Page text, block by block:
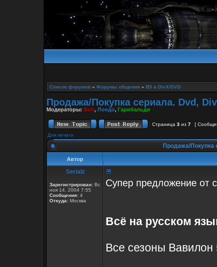
Список форумов » Форумы общения » B5 в DivX/DVD
Продажа/Покупка сериала. Dvd,
Модераторы: Buh, Лондо, Гарибальди
Страница 3 из 7
[
Для печати
Продажа/Покупка
Автор
Serialz
Зарегистрирован: Вс
ноя 14, 2004 7:55
Сообщения: 4
Откуда: Москва
Супер предложение от
Всё на русском
Все сезоны